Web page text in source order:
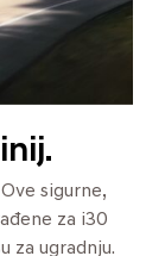
sigurne,
za i30
za ugradnju.